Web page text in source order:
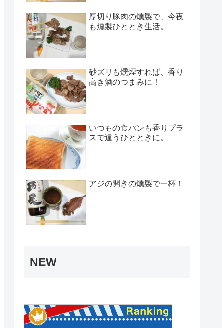
厚切り豚肉の燻製で、今夜
も燻製ひととき生活。
砂ズリも燻煙すれば、香り
高き酒のつまみに！
いつもの食パンも香りプラ
スで違うひとときに。
アジの開きの燻製で一杯！
NEW